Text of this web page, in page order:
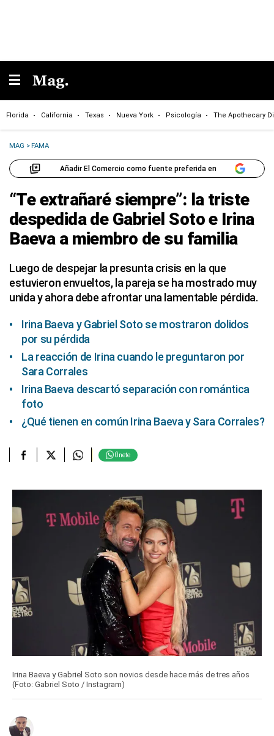
Florida California Texas Nueva York Psicología The Apothecary
MAG >FAMA
Añadir El Comercio como fuente preferida en
“Te extrañaré siempre”: la triste
despedida de Gabriel Soto e Irina
Baeva a miembro de su familia
Luego de despejar la presunta crisis en la que
estuvieron envueltos, la pareja se ha mostrado muy
unida y ahora debe afrontar una lamentable pérdida.
Irina Baeva y Gabriel Soto se mostraron dolidos
por su pérdida
La reacción de Irina cuando le preguntaron por
Sara Corrales
Irina Baeva descartó separación con romántica
foto
¿Qué tienen en común Irina Baeva y Sara Corrales?
Únete
Irina Baeva y Gabriel Soto son novios desde hace más de tres años
(Foto: Gabriel Soto / Instagram)